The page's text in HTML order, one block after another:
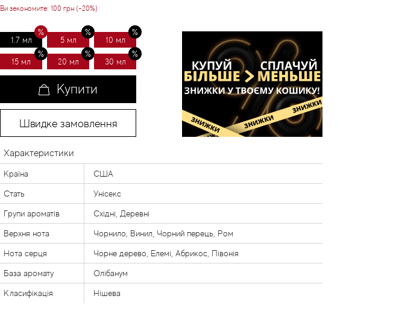
Ви зекономите: 100 грн (-20%)
1.7 мл 5 мл 10 мл
15 мл 20 мл 30 мл
Купити
Швидке замовлення
Характеристики
Країна США
Стать Унісекс
Групи ароматів Східні, Деревні
Верхня нота Чорнило, Винил, Чорний перець, Ром
Нота серця Чорне дерево, Елемі, Абрикос, Півонія
База аромату Олібанум
Класифікація Нішева